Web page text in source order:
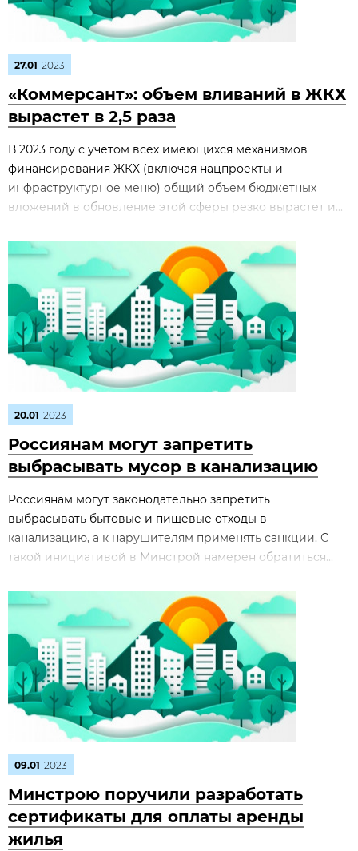
27.01 2023
«Коммерсант»: объем вливаний в ЖКХ
вырастет в 2,5 раза
В 2023 году с учетом всех имеющихся механизмов
финансирования ЖКХ (включая нацпроекты и
инфраструктурное меню) общий объем бюджетных
вложений в обновление этой сферы резко вырастет и...
20.01 2023
Россиянам могут запретить
выбрасывать мусор в канализацию
Россиянам могут законодательно запретить
выбрасывать бытовые и пищевые отходы в
канализацию, а к нарушителям применять санкции. С
такой инициативой в Минстрой намерен обратиться...
09.01 2023
Минстрою поручили разработать
сертификаты для оплаты аренды
жилья